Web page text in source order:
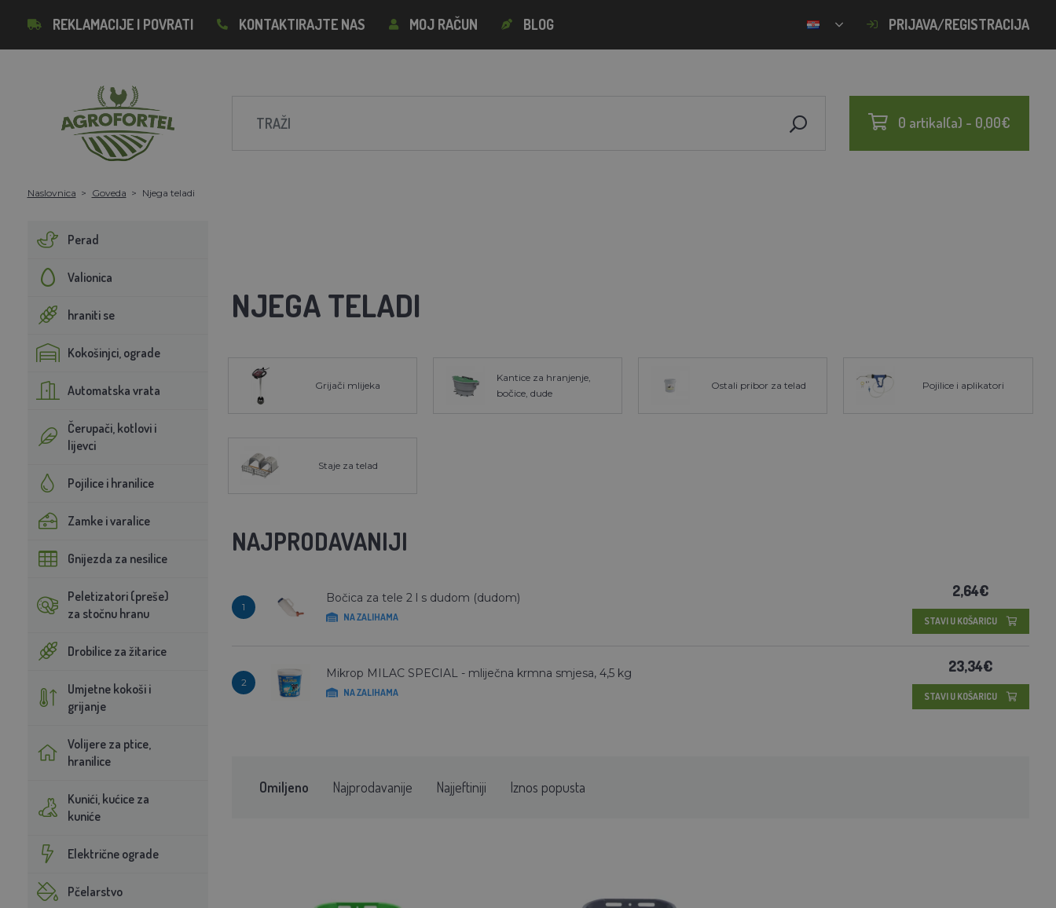
REKLAMACIJE I POVRATI KONTAKTIRAJTE NAS MOJ RAČUN BLOG PRIJAVA/REGISTRACIJA
0 artikal(a) - 0,00€
Naslovnica Goveda Njega teladi
Perad
Valionica
hraniti se
Kokošinjci, ograde
Automatska vrata
Čerupači, kotlovi i
lijevci
Pojilice i hranilice
Zamke i varalice
Gnijezda za nesilice
Peletizatori (preše)
za stočnu hranu
Drobilice za žitarice
Umjetne kokoši i
grijanje
Volijere za ptice,
hranilice
Kunići, kućice za
kuniće
Električne ograde
Pčelarstvo
NJEGA TELADI
Grijači mlijeka
Kantice za hranjenje,
bočice, dude
Ostali pribor za telad Pojilice i aplikatori
Staje za telad
NAJPRODAVANIJI
1
Bočica za tele 2 l s dudom (dudom)
NA ZALIHAMA
2,64€
STAVI U KOŠARICU
2
Mikrop MILAC SPECIAL - mliječna krmna smjesa, 4,5 kg
NA ZALIHAMA
23,34€
STAVI U KOŠARICU
Omiljeno Najprodavanije Najjeftiniji Iznos popusta